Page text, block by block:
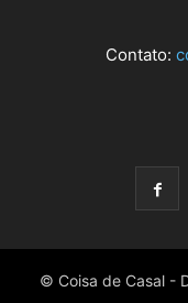
Contato:
© Coisa de Casal -